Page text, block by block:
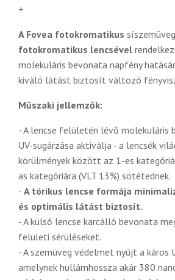
+
A Fovea fotokromatikus síszemüveg
fotokromatikus lencsével
molekuláris bevonata napfény
kiváló látást biztosít változó
Műszaki jellemzők:
- A lencse felületén lévő molekuláris
UV-sugárzása aktiválja - a lencsék
körülmények között az 1-es
as kategóriára (VLT 13%) sötétednek.
- A tórikus lencse formája
és optimális látást biztosít.
- A külső lencse karcálló bevonata
felületi sérüléseket.
- A szemüveg védelmet nyújt a káros
amelynek hullámhossza akár 380